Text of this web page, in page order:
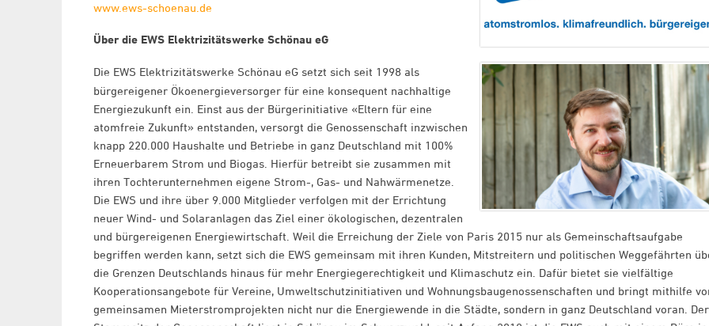
www.ews-schoenau.de
Über die EWS Elektrizitätswerke Schönau eG
Die EWS Elektrizitätswerke Schönau eG setzt sich seit 1998 als
bürgereigener Ökoenergieversorger für eine konsequent nachhaltige
Energiezukunft ein. Einst aus der Bürgerinitiative «Eltern für eine
atomfreie Zukunft» entstanden, versorgt die Genossenschaft inzwischen
knapp 220.000 Haushalte und Betriebe in ganz Deutschland mit 100%
Erneuerbarem Strom und Biogas. Hierfür betreibt sie zusammen mit
ihren Tochterunternehmen eigene Strom-, Gas- und Nahwärmenetze.
Die EWS und ihre über 9.000 Mitglieder verfolgen mit der Errichtung
neuer Wind- und Solaranlagen das Ziel einer ökologischen, dezentralen
und bürgereigenen Energiewirtschaft. Weil die Erreichung der Ziele von Paris 2015 nur als Gemeinschaftsaufgabe
begriffen werden kann, setzt sich die EWS gemeinsam mit ihren Kunden, Mitstreitern und politischen Weggefährten
die Grenzen Deutschlands hinaus für mehr Energiegerechtigkeit und Klimaschutz ein. Dafür bietet sie vielfältige
Kooperationsangebote für Vereine, Umweltschutzinitiativen und Wohnungsbaugenossenschaften und bringt mithilfe
gemeinsamen Mieterstromprojekten nicht nur die Energiewende in die Städte, sondern in ganz Deutschland voran. Der